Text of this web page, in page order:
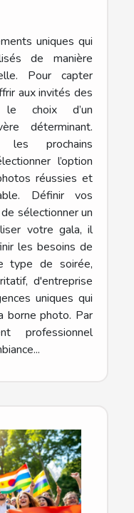
uniques qui
de manière
Pour capter
aux invités des
le choix d’un
déterminant.
les prochains
l’option
réussies et
Définir vos
sélectionner un
votre gala, il
les besoins de
type de soirée,
d'entreprise
uniques qui
borne photo. Par
professionnel